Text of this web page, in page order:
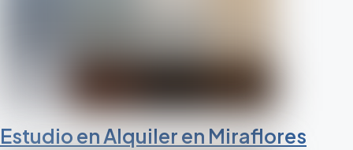
Estudio en Alquiler en Miraflores